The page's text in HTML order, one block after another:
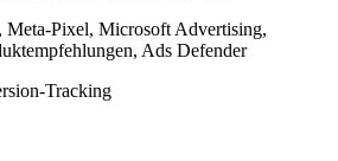
Meta-Pixel, Microsoft Advertising,
Ads Defender
Tracking